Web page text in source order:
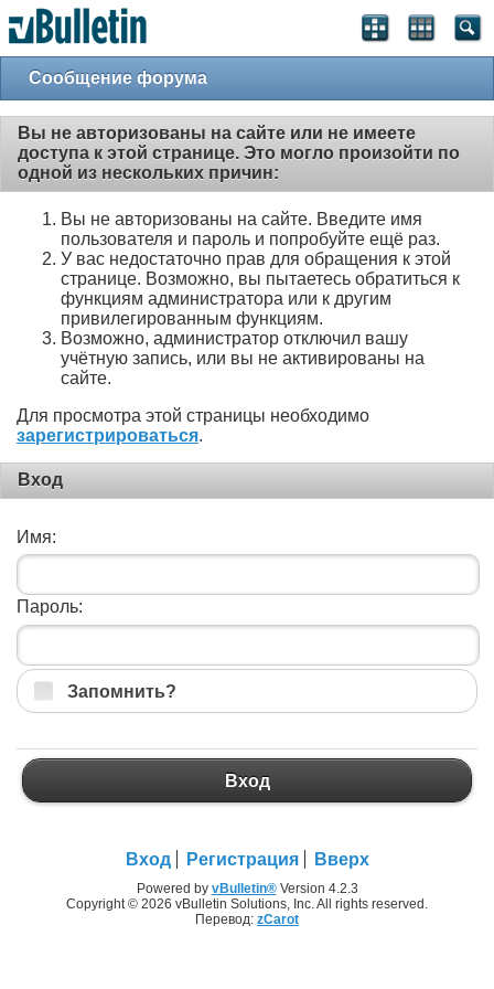
Сообщение форума
Вы не авторизованы на сайте или не имеете
доступа к этой странице. Это могло произойти по
одной из нескольких причин:
Вы не авторизованы на сайте. Введите имя
пользователя и пароль и попробуйте ещё раз.
У вас недостаточно прав для обращения к этой
странице. Возможно, вы пытаетесь обратиться к
функциям администратора или к другим
привилегированным функциям.
Возможно, администратор отключил вашу
учётную запись, или вы не активированы на
сайте.
Для просмотра этой страницы необходимо
зарегистрироваться.
Вход
Имя:
Пароль:
Запомнить?
Вход
Вход Регистрация Вверх
Powered by vBulletin®Version 4.2.3
Copyright © 2026 vBulletin Solutions, Inc. All rights reserved.
Перевод: zCarot